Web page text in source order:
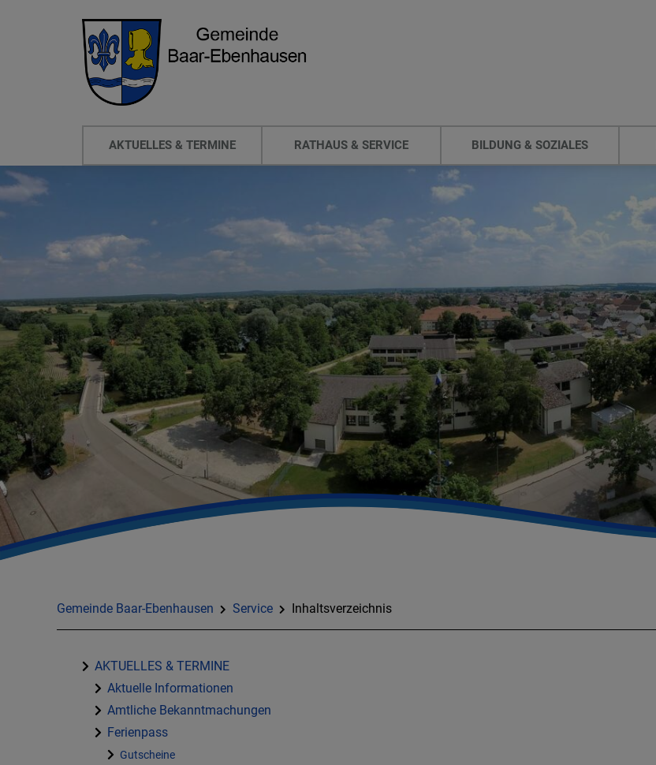
AKTUELLES & TERMINE RATHAUS & SERVICE BILDUNG & SOZIALES
Gemeinde Baar-Ebenhausen Service Inhaltsverzeichnis
AKTUELLES & TERMINE
Aktuelle Informationen
Amtliche Bekanntmachungen
Ferienpass
Gutscheine